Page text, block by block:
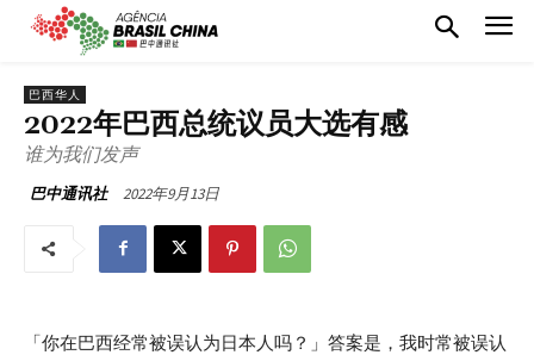
巴西华人
2022年巴西总统议员大选有感
谁为我们发声
巴中通讯社 2022年9月13日
「你在巴西经常被误认为日本人吗？」答案是，我时常被误认